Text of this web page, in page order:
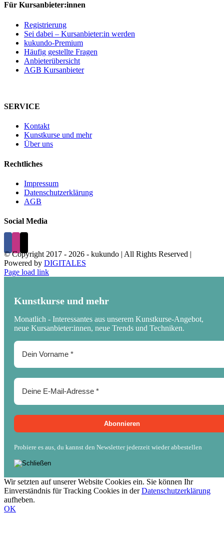
Für Kursanbieter:innen
Registrierung
Sei dabei – Kursanbieter:in werden
kukundo-Premium
Häufig gestellte Fragen
Anbieterübersicht
AGB Kursanbieter
SERVICE
Kontakt
Kunstkurse und mehr
Über uns
Rechtliches
Impressum
Datenschutzerklärung
AGB
Social Media
© Copyright 2017 - 2026 - kukundo | All Rights Reserved |
Powered by DIGITALES
Page load link
Kunstkurse und mehr
Monatlich - Interessantes aus unserem Kunstkurse-Angebot,
neue Kursanbieter:innen, neue Trends und Techniken.
Probiere es aus, du kannst den Newsletter jederzeit wieder abbestellen
Wir setzten auf unserer Website Cookies ein. Sie können Ihr
Einverständnis für Tracking Cookies in derDatenschutzerklärung
aufheben.
OK